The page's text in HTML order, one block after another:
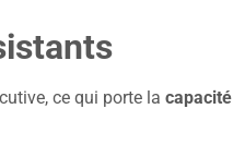
ce qui porte la capacité